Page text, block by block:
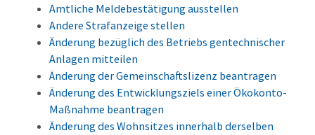
Amtliche Meldebestätigung ausstellen
Andere Strafanzeige stellen
Änderung bezüglich des Betriebs gentechnischer
Anlagen mitteilen
Änderung der Gemeinschaftslizenz beantragen
Änderung des Entwicklungsziels einer Ökokonto-
Maßnahme beantragen
Änderung des Wohnsitzes innerhalb derselben